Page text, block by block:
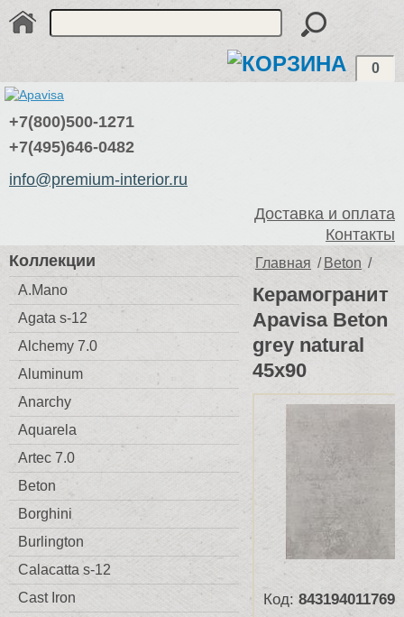
0
+7(800)500-1271
+7(495)646-0482
info@premium-interior.ru
Доставка и оплата
Контакты
Коллекции
A.Mano
Agata s-12
Alchemy 7.0
Aluminum
Anarchy
Aquarela
Artec 7.0
Beton
Borghini
Burlington
Calacatta s-12
Cast Iron
Главная / Beton /
Керамогранит
Apavisa Beton
grey natural
45x90
Код: 8431940117695